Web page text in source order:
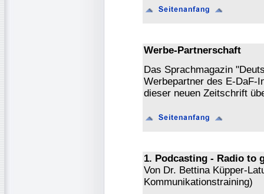
Werbe-Partnerschaft
Das Sprachmagazin
Werbepartner des E-DaF-
dieser neuen Zeitschrift
1. Podcasting - Radio to
Von Dr. Bettina Küpper-
Kommunikationstraining)